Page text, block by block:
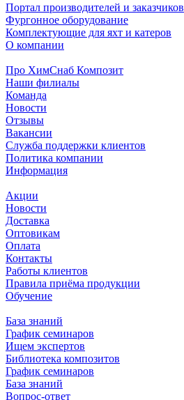
Портал производителей и заказчиков
Фургонное оборудование
Комплектующие для яхт и катеров
О компании
Про ХимСнаб Композит
Наши филиалы
Команда
Новости
Отзывы
Вакансии
Служба поддержки клиентов
Политика компании
Информация
Акции
Новости
Доставка
Оптовикам
Оплата
Контакты
Работы клиентов
Правила приёма продукции
Обучение
База знаний
График семинаров
Ищем экспертов
Библиотека композитов
График семинаров
База знаний
Вопрос-ответ